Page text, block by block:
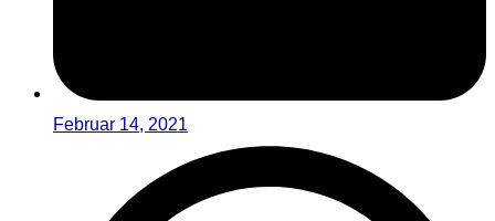
Februar 14, 2021